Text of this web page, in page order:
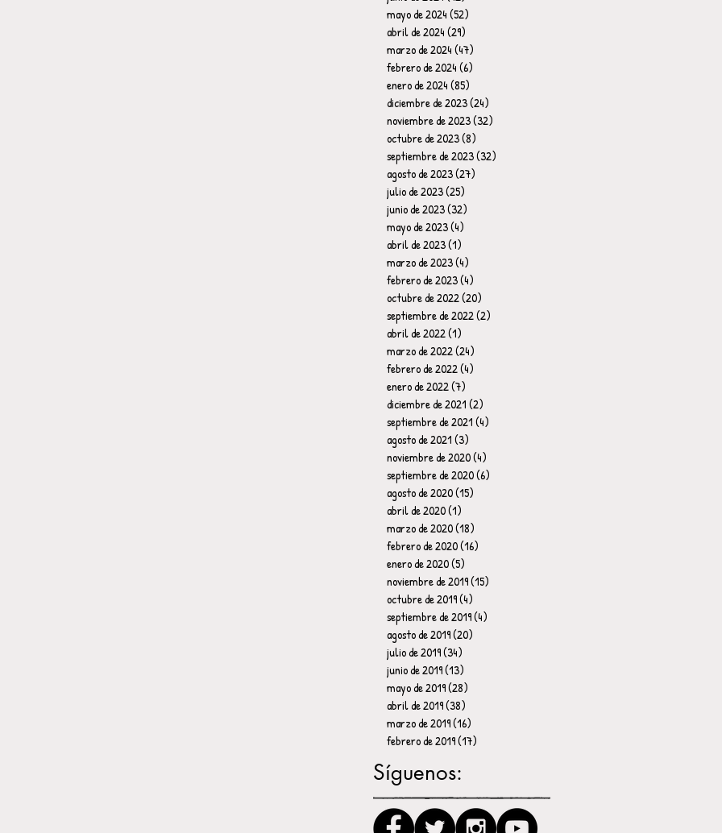
mayo de 2024(52)
abril de 2024(29)
marzo de 2024(47)
febrero de 2024(6)
enero de 2024(85)
diciembre de 2023(24)
noviembre de 2023(32)
octubre de 2023(8)
septiembre de 2023(32)
agosto de 2023(27)
julio de 2023(25)
junio de 2023(32)
mayo de 2023(4)
abril de 2023(1)
marzo de 2023(4)
febrero de 2023(4)
octubre de 2022(20)
septiembre de 2022(2)
abril de 2022(1)
marzo de 2022(24)
febrero de 2022(4)
enero de 2022(7)
diciembre de 2021(2)
septiembre de 2021(4)
agosto de 2021(3)
noviembre de 2020(4)
septiembre de 2020(6)
agosto de 2020(15)
abril de 2020(1)
marzo de 2020(18)
febrero de 2020(16)
enero de 2020(5)
noviembre de 2019(15)
octubre de 2019(4)
septiembre de 2019(4)
agosto de 2019(20)
julio de 2019(34)
junio de 2019(13)
mayo de 2019(28)
abril de 2019(38)
marzo de 2019(16)
febrero de 2019(17)
Síguenos: